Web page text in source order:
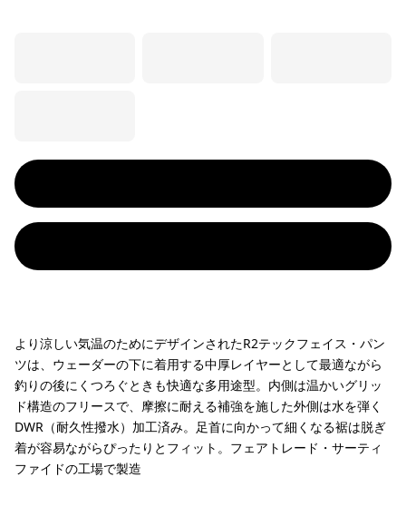
より涼しい気温のためにデザインされたR2テックフェイス・パン
ツは、ウェーダーの下に着用する中厚レイヤーとして最適ながら
釣りの後にくつろぐときも快適な多用途型。内側は温かいグリッ
ド構造のフリースで、摩擦に耐える補強を施した外側は水を弾く
DWR（耐久性撥水）加工済み。足首に向かって細くなる裾は脱ぎ
着が容易ながらぴったりとフィット。フェアトレード・サーティ
ファイドの工場で製造